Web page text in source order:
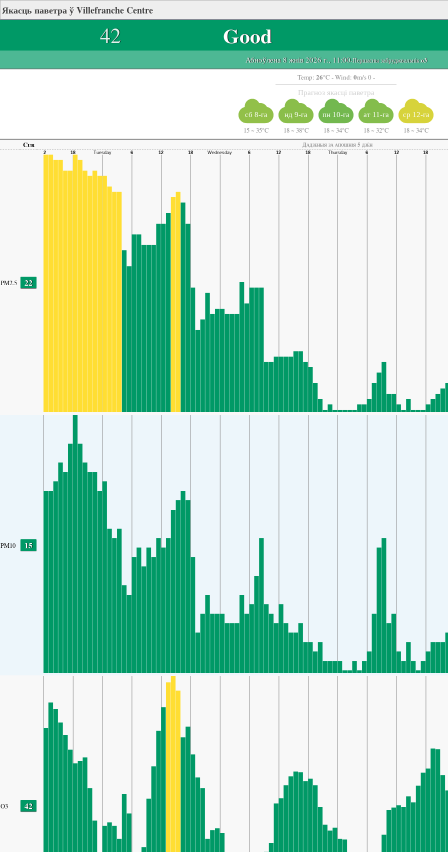
Якасць паветра ў Villefranche Centre
42 Good
Абноўлена 8 жнів 2026 г., 11:00-Першасны забруджвальнік:o3
Temp: 26°C - Wind: 0m/s 0 -
Прагноз якасці паветра
сб 8-га
15 ~ 35°C
нд 9-га
18 ~ 38°C
пн 10-га
18 ~ 34°C
ат 11-га
18 ~ 32°C
ср 12-га
18 ~ 34°C
Cur
Дадзеныя за апошнія 5 дзён
PM2.5 22
PM10 15
O3 42